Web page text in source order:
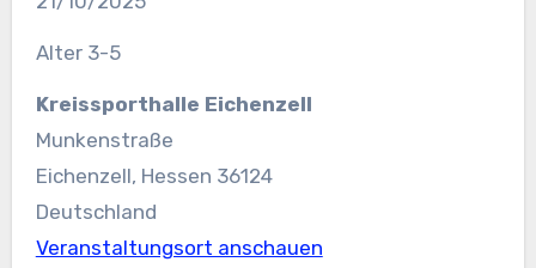
Alter 3-5
Kreissporthalle Eichenzell
Munkenstraße
Eichenzell, Hessen 36124
Deutschland
Veranstaltungsort anschauen